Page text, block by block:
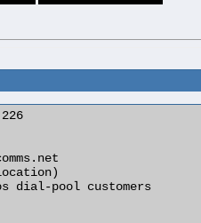
dial-pool customers